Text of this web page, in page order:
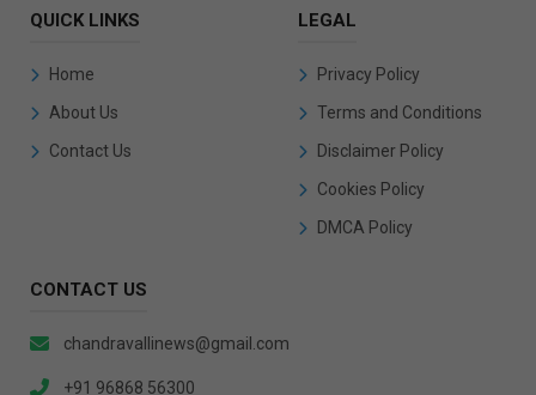
QUICK LINKS
Home
About Us
Contact Us
LEGAL
Privacy Policy
Terms and Conditions
Disclaimer Policy
Cookies Policy
DMCA Policy
CONTACT US
chandravallinews@gmail.com
+91 96868 56300